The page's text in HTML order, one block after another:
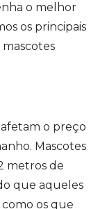
o melhor
os principais
o preço
Mascotes
metros de
que aqueles
os que